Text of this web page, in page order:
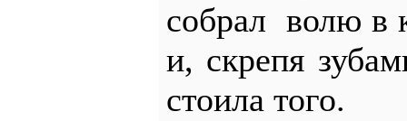
собрал волю в
и, скрепя
стоила того.